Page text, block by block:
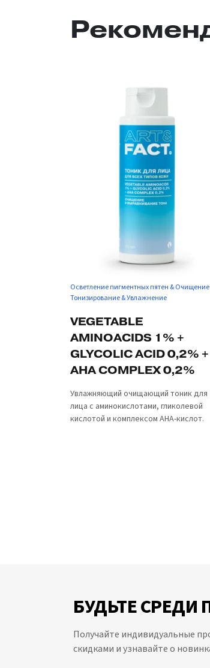
Осветление пигментных пятен & Очищение
Тонизирование & Увлажнение
VEGETABLE
AMINOACIDS 1% +
GLYCOLIC ACID 0,2% +
AHA COMPLEX 0,2%
Увлажняющий очищающий тоник для
лица с аминокислотами, гликолевой
кислотой и комплексом AHA-кислот.
БУДЬТЕ СРЕДИ
Получайте индивидуальные
скидками и узнавайте о